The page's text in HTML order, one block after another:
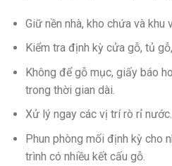
Giữ nền nhà, kho chứa và khu
Kiểm tra định kỳ cửa gỗ, tủ
Không để gỗ mục, giấy báo
trong thời gian dài.
Xử lý ngay các vị trí rò rỉ nước.
Phun phòng mối định kỳ cho
trình có nhiều kết cấu gỗ.